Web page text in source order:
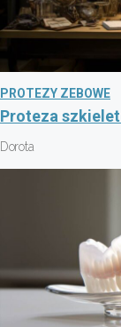
PROTEZY ZEBOWE
Proteza
Dorota